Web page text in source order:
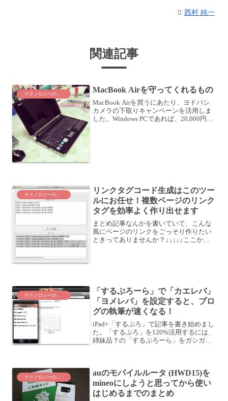
西村 純一
関連記事
テクノロジーのこと MacBook Airを守ってくれるもの
MacBook Airを買うにあたり、ヨドバシ
カメラの下取りキャンペーンを活用しま
した。Windows PCであれば、20,000円増
テクノロジーのこと
リンクタグコード生成はこのツー
ルにお任せ！複数ページのリンク
タグを効率よく作り出せます
まとめ記事なんかを書いていて、こんな
風にページのリンクをごっそり作りたい
ときってありませんか？↓↓↓↓↓ここから
テクノロジーのこと
「するぷろーら」で「カエレバ」
「ヨメレバ」を設定すると、ブロ
グの執筆が速くなる！
iPad+「するぷろ」で記事を書き始めまし
た。「するぷろ」を120%活用するには、
姉妹品？の「するぷろーら」をガシガシ
ろ」で記事を...
テクノロジーのこと
auのモバイルルータ (HWD15)を
mineoにしようと思ってから使い
はじめるまでのまとめ